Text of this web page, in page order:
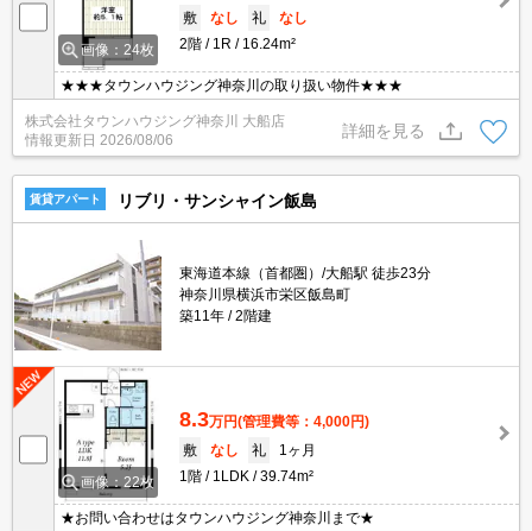
画像：24枚
敷
なし 礼
なし
2階
1R 16.24m²
★★★タウンハウジング神奈川の取り扱い物件★★★
株式会社タウンハウジング神奈川 大船店
情報更新日 2026/08/06
詳細を見る
賃貸アパート リブリ・サンシャイン飯島
東海道本線（首都圏）/大船駅 徒歩23分
神奈川県横浜市栄区飯島町
築11年
2階建
画像：22枚
8.3万円(管理費等：4,000円)
敷
なし 礼
1ヶ月
1階
1LDK 39.74m²
★お問い合わせはタウンハウジング神奈川まで★